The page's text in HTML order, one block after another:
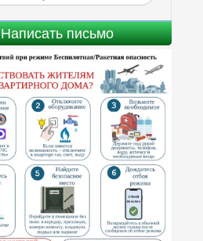
Написать письмо